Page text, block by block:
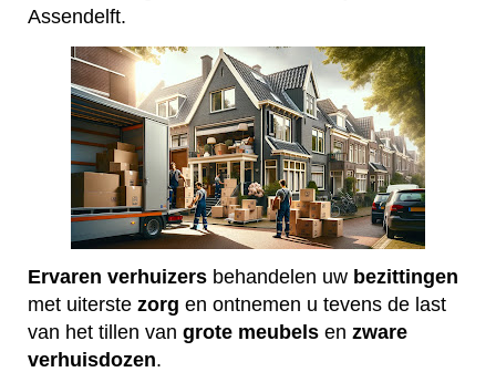
Assendelft.
Ervaren verhuizers behandelen uw bezittingen
met uiterste zorg en ontnemen u tevens de last
van het tillen van grote meubels en zware
verhuisdozen.